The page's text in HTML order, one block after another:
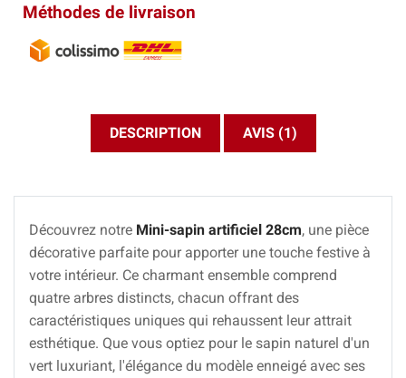
Méthodes de livraison
DESCRIPTION AVIS (1)
Découvrez notre Mini-sapin artificiel 28cm, une pièce
décorative parfaite pour apporter une touche festive à
votre intérieur. Ce charmant ensemble comprend
quatre arbres distincts, chacun offrant des
caractéristiques uniques qui rehaussent leur attrait
esthétique. Que vous optiez pour le sapin naturel d'un
vert luxuriant, l'élégance du modèle enneigé avec ses